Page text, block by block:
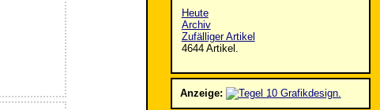
Heute
Archiv
Zufälliger Artikel
4644 Artikel.
Anzeige: